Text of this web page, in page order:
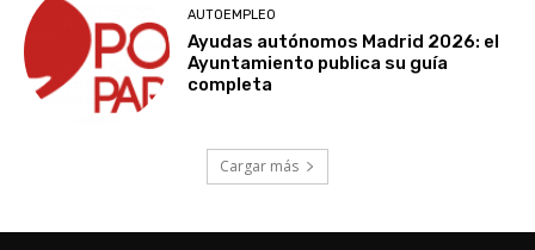
AUTOEMPLEO
Ayudas autónomos Madrid 2026: el
Ayuntamiento publica su guía
completa
Cargar más